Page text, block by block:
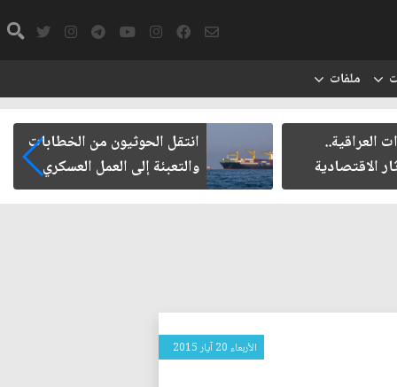
ملفات
العراقية..
الاقتصادية
انتقل الحوثيون من الخطابات
والتعبئة إلى العمل العسكري
الأربعاء 20 آيار 2015